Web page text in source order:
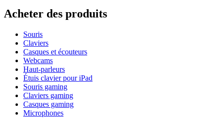
Acheter des produits
Souris
Claviers
Casques et écouteurs
Webcams
Haut-parleurs
Étuis clavier pour iPad
Souris gaming
Claviers gaming
Casques gaming
Microphones